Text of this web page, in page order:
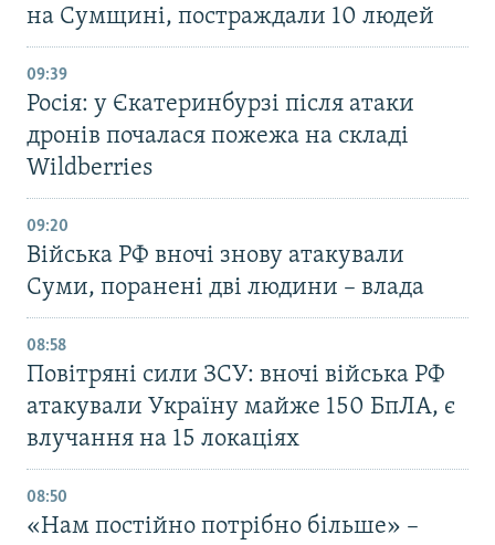
на Сумщині, постраждали 10 людей
09:39
Росія: у Єкатеринбурзі після атаки
дронів почалася пожежа на складі
Wildberries
09:20
Війська РФ вночі знову атакували
Суми, поранені дві людини – влада
08:58
Повітряні сили ЗСУ: вночі війська РФ
атакували Україну майже 150 БпЛА, є
влучання на 15 локаціях
08:50
«Нам постійно потрібно більше» –